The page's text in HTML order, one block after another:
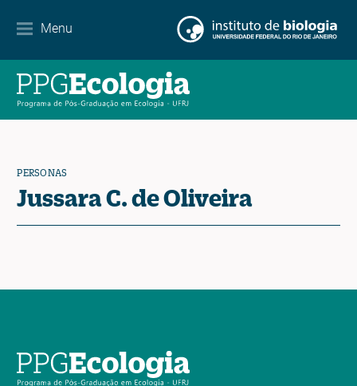
Menu
EN ES PT
PERSONAS
Jussara C. de Oliveira